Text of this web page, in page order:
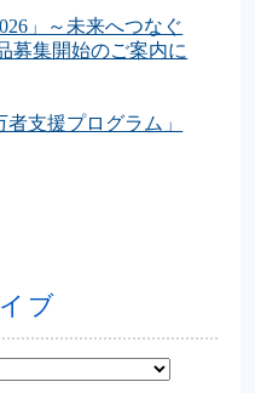
」～未来へつなぐ
募集開始のご案内に
者支援プログラム」
ブ